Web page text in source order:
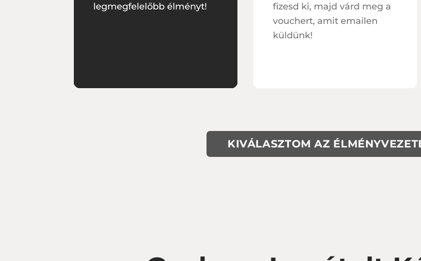
legmegfelelőbb élményt!
fizesd ki, majd várd meg a
vouchert, amit emailen
küldünk!
KIVÁLASZTOM AZ